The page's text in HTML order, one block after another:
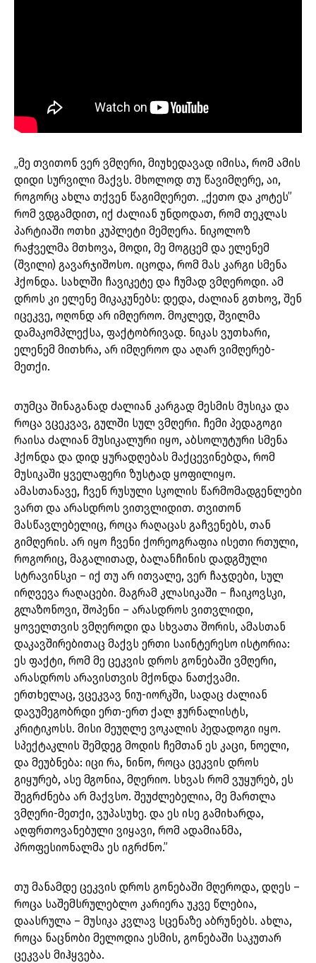
„მე თვითონ ვერ ვმღერი, მიუხედავად იმისა, რომ ამის
დიდი სურვილი მაქვს. მხოლოდ თუ წავიმღერე, აი,
როგორც ახლა თქვენ წაგიმღერეთ. „ქეთო და კოტეს”
რომ ვდგამდით, იქ ძალიან უნდოდათ, რომ თეკლას
პარტიაში ოთხი კუპლეტი მემღერა. ნიკოლოზ
რაჭველმა მთხოვა, მოდი, მე მოგცემ და ელენემ
(შვილი) გავარჯიშოსო. იცოდა, რომ მას კარგი სმენა
ჰქონდა. სახლში ჩავიკეტე და ჩუმად ვმღეროდი. ამ
დროს კი ელენე მიკაკუნებს: დედა, ძალიან გთხოვ, შენ
იცეკვე, ოღონდ არ იმღეროო. მოკლედ, შვილმა
დამაკომპლექსა, ფაქტობრივად. ნიკას ვუთხარი,
ელენემ მითხრა, არ იმღეროო და აღარ ვიმღერებ-
მეთქი.
თუმცა შინაგანად ძალიან კარგად მესმის მუსიკა და
როცა ვცეკვავ, გულში სულ ვმღერი. ჩემი პედაგოგი
რაისა ძალიან მუსიკალური იყო, აბსოლუტური სმენა
ჰქონდა და დიდ ყურადღებას მაქცევინებდა, რომ
მუსიკაში ყველაფერი ზუსტად ყოფილიყო.
ამასთანავე, ჩვენ რუსული სკოლის წარმომადგენლები
ვართ და არასდროს ვითვლიდით. თვითონ
მასწავლებელიც, როცა რაღაცას გაჩვენებს, თან
გიმღერის. არ იყო ჩვენი ქორეოგრაფია ისეთი რთული,
როგორიც, მაგალითად, ბალანჩინის დადგმული
სტრავინსკი – იქ თუ არ ითვალე, ვერ ჩაჯდები, სულ
ირღვევა რაღაცები. მაგრამ კლასიკაში – ჩაიკოვსკი,
გლაზონოვი, შოპენი – არასდროს ვითვლიდი,
ყოველთვის ვმღეროდი და სხვათა შორის, ამასთან
დაკავშირებითაც მაქვს ერთი საინტერესო ისტორია:
ეს ფაქტი, რომ მე ცეკვის დროს გონებაში ვმღერი,
არასდროს არავისთვის მქონდა ნათქვამი.
ერთხელაც, ვცეკვავ ნიუ-იორკში, სადაც ძალიან
დავუმეგობრდი ერთ-ერთ ქალ ჟურნალისტს,
კრიტიკოსს. მისი მეუღლე ვოკალის პედადოგი იყო.
სპექტაკლის შემდეგ მოდის ჩემთან ეს კაცი, ნოელი,
და მეუბნება: იცი რა, ნინო, როცა ცეკვის დროს
გიყურებ, ასე მგონია, მღერიო. სხვას რომ ვუყურებ, ეს
შეგრძნება არ მაქვსო. შეუძლებელია, მე მართლა
ვმღერი-მეთქი, ვუპასუხე. და ეს ისე გამიხარდა,
აღფრთოვანებული ვიყავი, რომ ადამიანმა,
პროფესიონალმა ეს იგრძნო.”
თუ მანამდე ცეკვის დროს გონებაში მღეროდა, დღეს –
როცა საშემსრულებლო კარიერა უკვე წლებია,
დაასრულა – მუსიკა კვლავ სცენაზე აბრუნებს. ახლა,
როცა ნაცნობი მელოდია ესმის, გონებაში საკუთარ
ცეკვას მიჰყვება.